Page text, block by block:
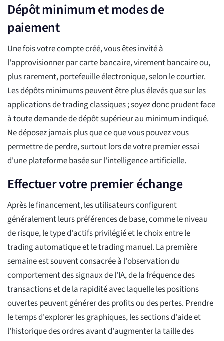
Dépôt minimum et modes de
paiement
Une fois votre compte créé, vous êtes invité à
l'approvisionner par carte bancaire, virement bancaire ou,
plus rarement, portefeuille électronique, selon le courtier.
Les dépôts minimums peuvent être plus élevés que sur les
applications de trading classiques ; soyez donc prudent face
à toute demande de dépôt supérieur au minimum indiqué.
Ne déposez jamais plus que ce que vous pouvez vous
permettre de perdre, surtout lors de votre premier essai
d'une plateforme basée sur l'intelligence artificielle.
Effectuer votre premier échange
Après le financement, les utilisateurs configurent
généralement leurs préférences de base, comme le niveau
de risque, le type d'actifs privilégié et le choix entre le
trading automatique et le trading manuel. La première
semaine est souvent consacrée à l'observation du
comportement des signaux de l'IA, de la fréquence des
transactions et de la rapidité avec laquelle les positions
ouvertes peuvent générer des profits ou des pertes. Prendre
le temps d'explorer les graphiques, les sections d'aide et
l'historique des ordres avant d'augmenter la taille des